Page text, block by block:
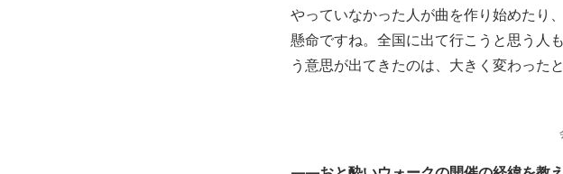
やっていなかった人が曲を作り始めたり
懸命ですね。全国に出て行こうと思う人
う意思が出てきたのは、大きく変わった